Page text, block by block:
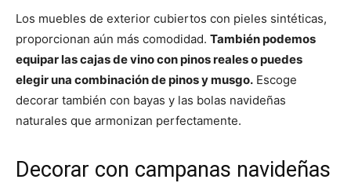
Los muebles de exterior cubiertos con pieles sintéticas,
proporcionan aún más comodidad. También podemos
equipar las cajas de vino con pinos reales o puedes
elegir una combinación de pinos y musgo. Escoge
decorar también con bayas y las bolas navideñas
naturales que armonizan perfectamente.
Decorar con campanas navideñas